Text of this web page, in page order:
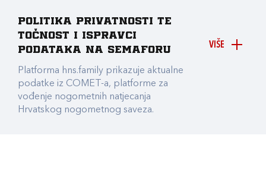
VIŠE
Politika privatnosti te
točnost i ispravci
podataka na Semaforu
Platforma hns.family prikazuje aktualne
podatke iz COMET-a, platforme za
vođenje nogometnih natjecanja
Hrvatskog nogometnog saveza.